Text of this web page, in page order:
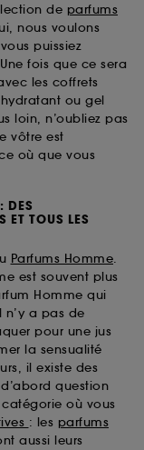
de parfums
nous voulons
puissiez
fois que ce sera
les coffrets
ou gel
loin, n’oubliez pas
vôtre est
où que vous
DES
ET TOUS LES
Parfums Homme.
est souvent plus
Homme qui
a pas de
pour une jus
la sensualité
il existe des
question
où vous
: les parfums
aussi leurs